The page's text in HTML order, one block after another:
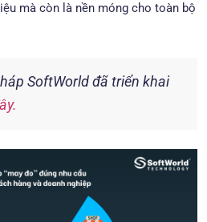
mà còn là nền móng cho toàn bộ
SoftWorld đã triển khai